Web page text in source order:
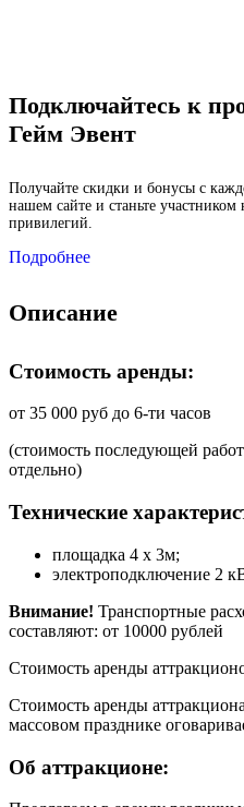
Подключайтесь к
Гейм Эвент
Получайте скидки и бонусы с
нашем сайте и станьте
привилегий.
Подробнее
Описание
Стоимость аренды:
от 35 000 руб до 6-ти часов
(стоимость последующей
отдельно)
Технические
площадка 4 х 3м;
электроподключение 2
Внимание! Транспортные
составляют: от 10000 рублей
Стоимость аренды
Стоимость аренды
массовом празднике
Об аттракционе: